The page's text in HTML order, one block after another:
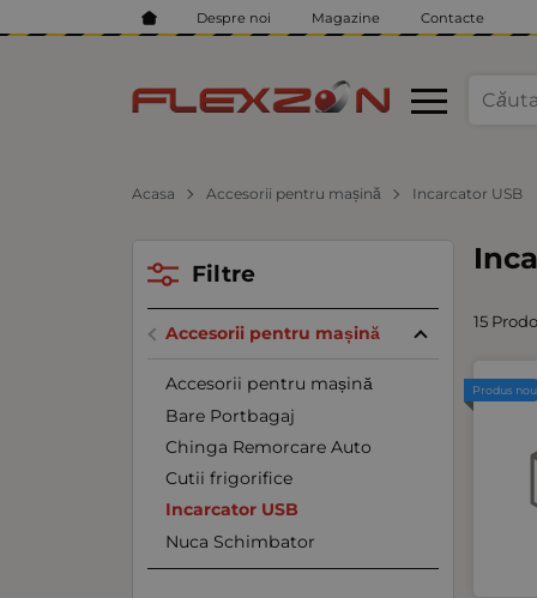
Despre noi Magazine Contacte
Acasa Accesorii pentru mașină Incarcator USB
15
Produs nou
Filtre
Accesorii pentru mașină
Accesorii pentru mașină
Bare Portbagaj
Chinga Remorcare Auto
Cutii frigorifice
Incarcator USB
Nuca Schimbator